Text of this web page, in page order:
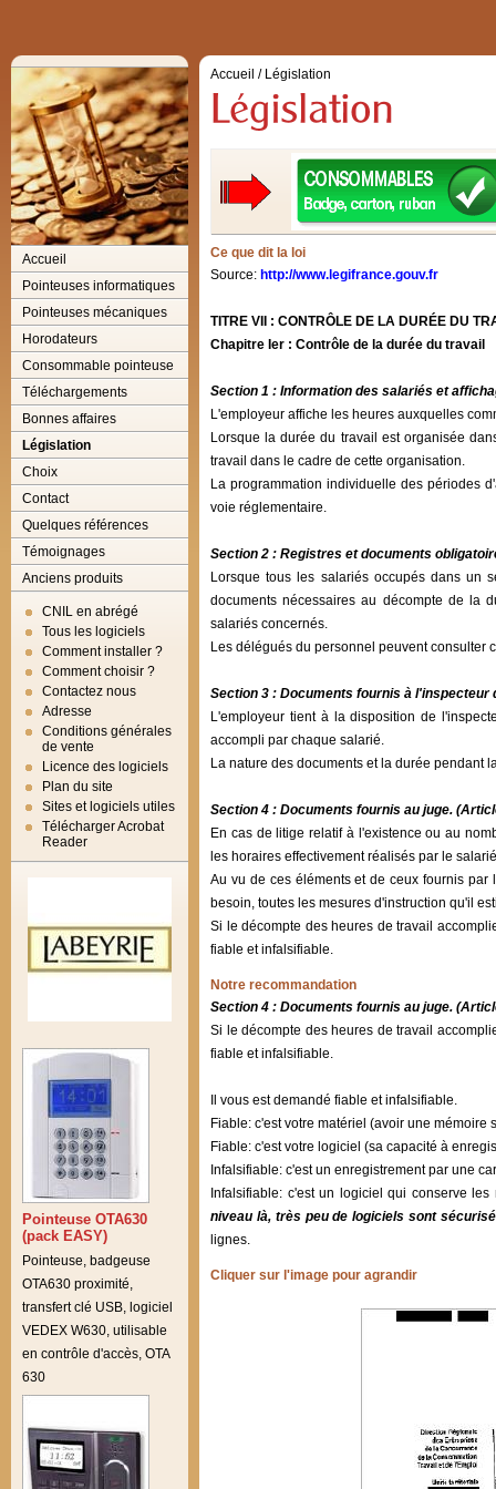
Accueil
Pointeuses informatiques
Pointeuses mécaniques
Horodateurs
Consommable pointeuse
Téléchargements
Bonnes affaires
Législation
Choix
Contact
Quelques références
Témoignages
Anciens produits
CNIL en abrégé
Tous les logiciels
Comment installer ?
Comment choisir ?
Contactez nous
Adresse
Conditions générales
de vente
Licence des logiciels
Plan du site
Sites et logiciels utiles
Télécharger Acrobat
Reader
Pointeuse OTA630
(pack EASY)
Pointeuse, badgeuse
OTA630 proximité,
transfert clé USB, logiciel
VEDEX W630, utilisable
en contrôle d'accès, OTA
630
Accueil / Législation
Ce que dit la loi
Source: http://www.legifrance.gouv.fr
TITRE VII : CONTRÔLE DE LA DURÉE DU
Chapitre Ier : Contrôle de la durée du travail
Section 1 : Information des salariés et
L'employeur affiche les heures auxquelles
Lorsque la durée du travail est organisée
travail dans le cadre de cette organisation.
La programmation individuelle des périodes
voie réglementaire.
Section 2 : Registres et documents
Lorsque tous les salariés occupés dans un
documents nécessaires au décompte de la
salariés concernés.
Les délégués du personnel peuvent consulter
Section 3 : Documents fournis à l'inspecteur
L'employeur tient à la disposition de
accompli par chaque salarié.
La nature des documents et la durée pendant
Section 4 : Documents fournis au juge.
En cas de litige relatif à l'existence ou au
les horaires effectivement réalisés par le
Au vu de ces éléments et de ceux fournis
besoin, toutes les mesures d'instruction qu'il
Si le décompte des heures de travail
fiable et infalsifiable.
Notre recommandation
Section 4 : Documents fournis au juge.
Si le décompte des heures de travail
fiable et infalsifiable.
Il vous est demandé fiable et infalsifiable.
Fiable: c'est votre matériel (avoir une
Fiable: c'est votre logiciel (sa capacité à
Infalsifiable: c'est un enregistrement par une
Infalsifiable: c'est un logiciel qui conserve
niveau là, très peu de logiciels sont
lignes.
Cliquer sur l'image pour agrandir